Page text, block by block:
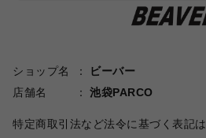
ショップ名
ビーバー
店舗名
池袋PARCO
特定商取引法など法令に基づく表記は